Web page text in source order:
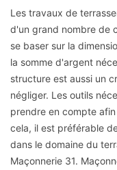
Les travaux de
d'un grand nombre de
se baser sur la
la somme d'argent
structure est aussi un
négliger. Les outils
prendre en compte
cela, il est préférable
dans le domaine du
Maçonnerie 31.